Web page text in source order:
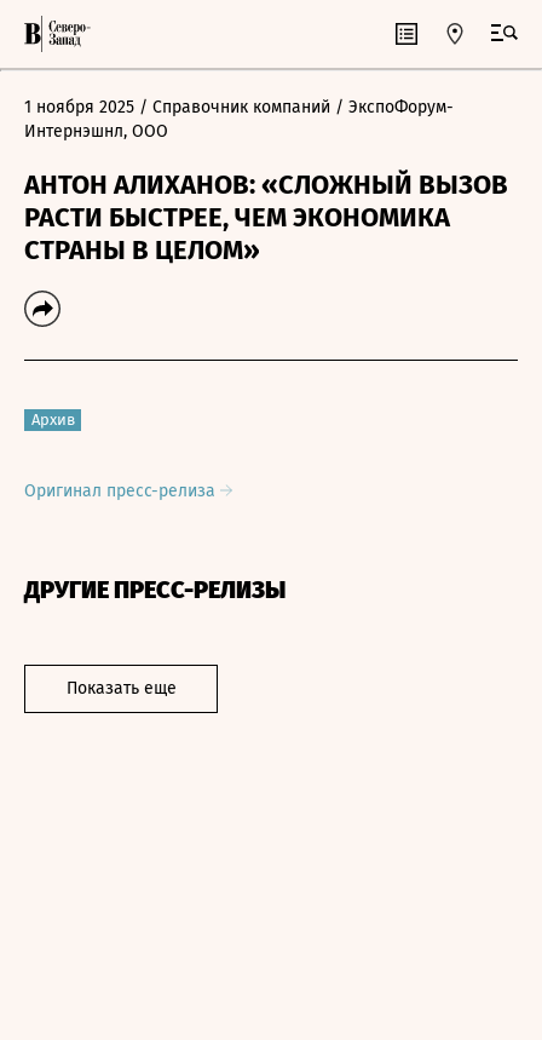
1 ноября 2025 / Справочник компаний / ЭкспоФорум-
Интернэшнл, ООО
АНТОН АЛИХАНОВ: «СЛОЖНЫЙ ВЫЗОВ
РАСТИ БЫСТРЕЕ, ЧЕМ ЭКОНОМИКА
СТРАНЫ В ЦЕЛОМ»
Архив
Оригинал пресс-релиза
ДРУГИЕ ПРЕСС-РЕЛИЗЫ
Показать еще